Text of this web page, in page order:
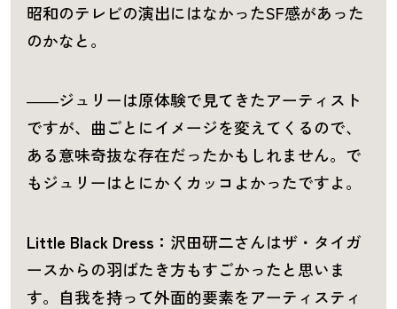
昭和のテレビの演出にはなかったSF感があった
のかなと。
――ジュリーは原体験で見てきたアーティスト
ですが、曲ごとにイメージを変えてくるので、
ある意味奇抜な存在だったかもしれません。で
もジュリーはとにかくカッコよかったですよ。
Little Black Dress： 沢田研二さんはザ・タイガ
ースからの羽ばたき方もすごかったと思いま
す。自我を持って外面的要素をアーティスティ